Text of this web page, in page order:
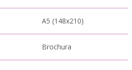
A5 (148x210)
Brochura